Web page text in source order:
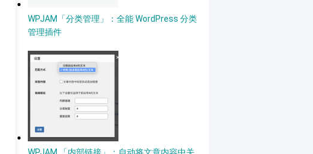
WPJAM「分类管理」：全能 WordPress 分类
管理插件